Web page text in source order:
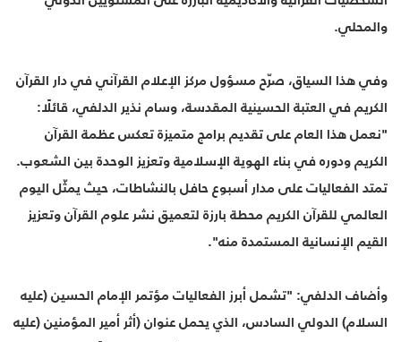
والمحلي.
وفي هذا السياق، صرّح مسؤول مركز الإعلام القرآني في دار القرآن
الكريم في العتبة الحسينية المقدسة، وسام نذير الدلفي، قائلًا:
"نعمل هذا العام على تقديم برامج متميزة تعكس عظمة القرآن
الكريم ودوره في بناء الهوية الإسلامية وتعزيز الوحدة بين الشعوب.
تمتد الفعاليات على مدار أسبوع حافل بالنشاطات، حيث يمثّل اليوم
العالمي للقرآن الكريم محطة بارزة لتعميق نشر علوم القرآن وتعزيز
القيم الإنسانية المستمدة منه".
وأضاف الدلفي: "تشمل أبرز الفعاليات مؤتمر الإمام الحسين (عليه
السلام) الدولي السادس، الذي يحمل عنوان (أثر أمير المؤمنين (عليه